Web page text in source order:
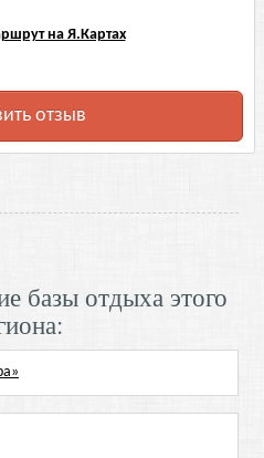
на Я.Картах
отзыв
базы отдыха этого